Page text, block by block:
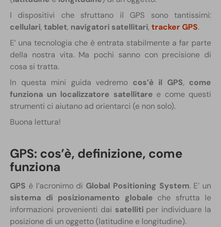
I dispositivi che sfruttano il GPS sono tantissimi:
cellulari, tablet, navigatori satellitari, tracker GPS.
E’ una tecnologia che è entrata stabilmente a far parte
della nostra vita. Ma pochi sanno con precisione di
cosa si tratta.
In questa mini guida vedremo cos’è il GPS, come
funziona un localizzatore satellitare e come questi
strumenti ci aiutano ad orientarci (e non solo).
Buona lettura!
GPS: cos’è, definizione, come
funziona
GPS è l’acronimo di Global Positioning System. E’ un
sistema di posizionamento globale che sfrutta le
informazioni provenienti dai satellitiper individuare la
posizione di un oggetto (latitudine e longitudine).